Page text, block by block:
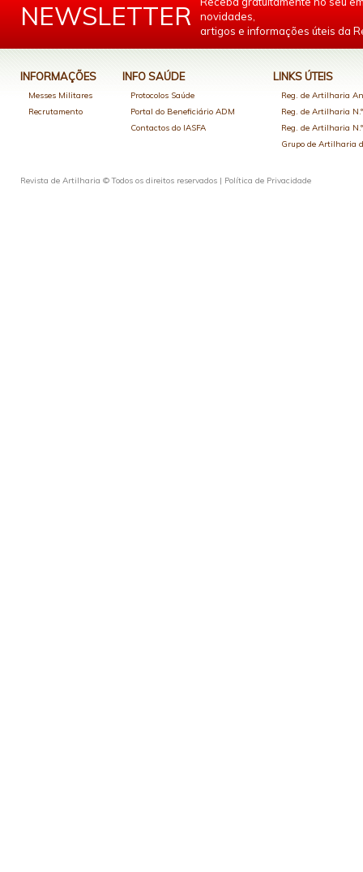
NEWSLETTER
novidades,
artigos e informações úteis da
INFORMAÇÕES
Messes Militares
Recrutamento
INFO SAÚDE
Protocolos Saúde
Portal do Beneficiário ADM
Contactos do IASFA
LINKS ÚTEIS
Reg. de Artilharia
Reg. de Artilharia
Reg. de Artilharia
Grupo de Artilharia
Revista de Artilharia © Todos os direitos reservados | Política de Privacidade